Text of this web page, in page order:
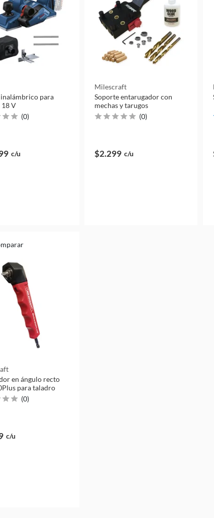
para
18 V
(0)
c/u
Milescraft
Soporte entarugador con
mechas y tarugos
(0)
$2.299 c/u
en ángulo recto
para taladro
(0)
c/u